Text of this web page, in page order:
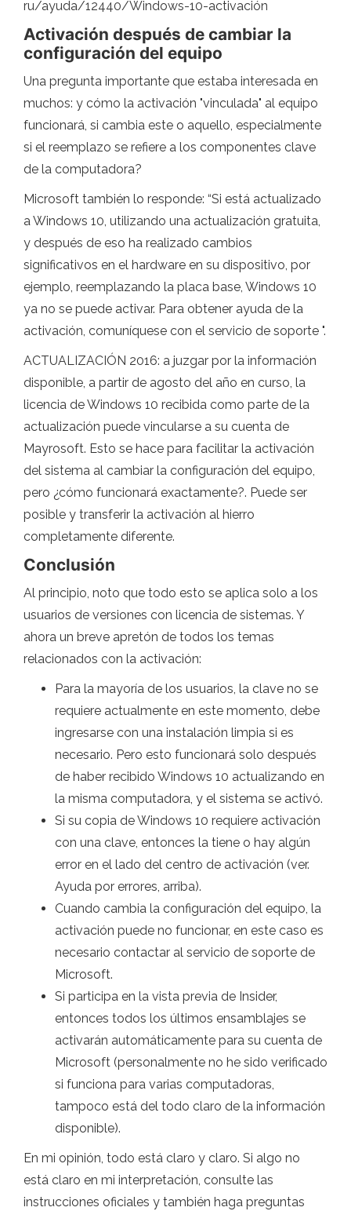
ru/ayuda/12440/Windows-10-activación
Activación después de cambiar la
configuración del equipo
Una pregunta importante que estaba interesada en
muchos: y cómo la activación "vinculada" al equipo
funcionará, si cambia este o aquello, especialmente
si el reemplazo se refiere a los componentes clave
de la computadora?
Microsoft también lo responde: “Si está actualizado
a Windows 10, utilizando una actualización gratuita,
y después de eso ha realizado cambios
significativos en el hardware en su dispositivo, por
ejemplo, reemplazando la placa base, Windows 10
ya no se puede activar. Para obtener ayuda de la
activación, comuníquese con el servicio de soporte ".
ACTUALIZACIÓN 2016: a juzgar por la información
disponible, a partir de agosto del año en curso, la
licencia de Windows 10 recibida como parte de la
actualización puede vincularse a su cuenta de
Mayrosoft. Esto se hace para facilitar la activación
del sistema al cambiar la configuración del equipo,
pero ¿cómo funcionará exactamente?. Puede ser
posible y transferir la activación al hierro
completamente diferente.
Conclusión
Al principio, noto que todo esto se aplica solo a los
usuarios de versiones con licencia de sistemas. Y
ahora un breve apretón de todos los temas
relacionados con la activación:
Para la mayoría de los usuarios, la clave no se
requiere actualmente en este momento, debe
ingresarse con una instalación limpia si es
necesario. Pero esto funcionará solo después
de haber recibido Windows 10 actualizando en
la misma computadora, y el sistema se activó.
Si su copia de Windows 10 requiere activación
con una clave, entonces la tiene o hay algún
error en el lado del centro de activación (ver.
Ayuda por errores, arriba).
Cuando cambia la configuración del equipo, la
activación puede no funcionar, en este caso es
necesario contactar al servicio de soporte de
Microsoft.
Si participa en la vista previa de Insider,
entonces todos los últimos ensamblajes se
activarán automáticamente para su cuenta de
Microsoft (personalmente no he sido verificado
si funciona para varias computadoras,
tampoco está del todo claro de la información
disponible).
En mi opinión, todo está claro y claro. Si algo no
está claro en mi interpretación, consulte las
instrucciones oficiales y también haga preguntas